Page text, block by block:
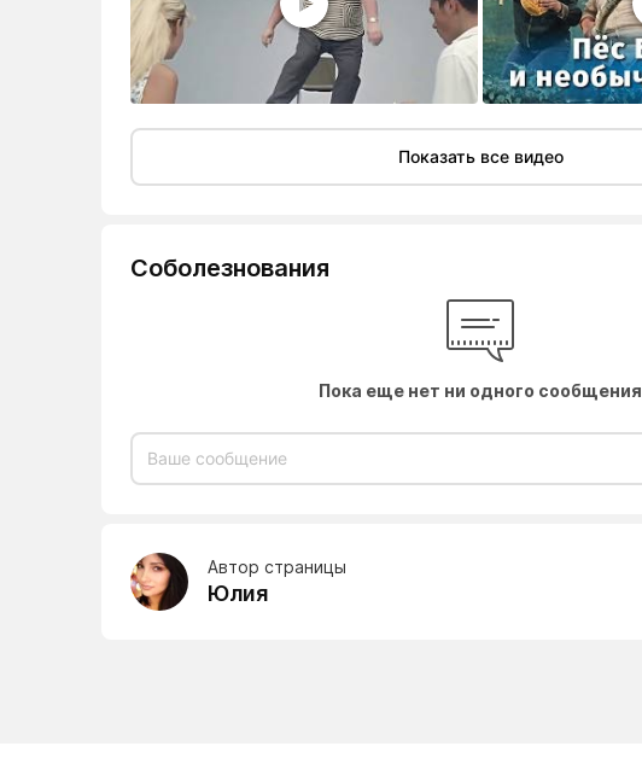
Показать все видео
Соболезнования
Пока еще нет ни одного сообщения
Автор страницы
Юлия